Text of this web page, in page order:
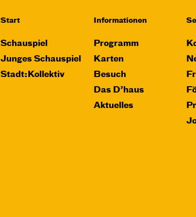
Start
Schauspiel
Junges Schauspiel
Stadt:Kollektiv
Informationen
Programm
Karten
Besuch
Das D’haus
Aktuelles